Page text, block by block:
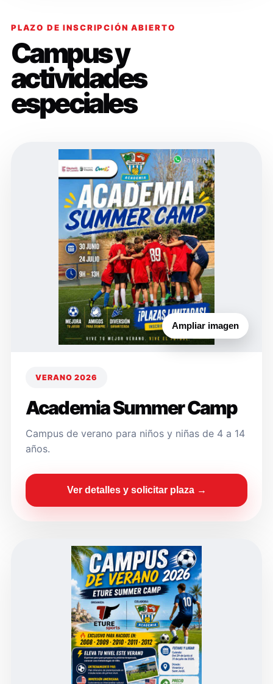
PLAZO DE INSCRIPCIÓN ABIERTO
Campus y
actividades
especiales
Ampliar imagen
VERANO 2026
Academia Summer Camp
Campus de verano para niños y niñas de 4 a 14
años.
Ver detalles y solicitar plaza →